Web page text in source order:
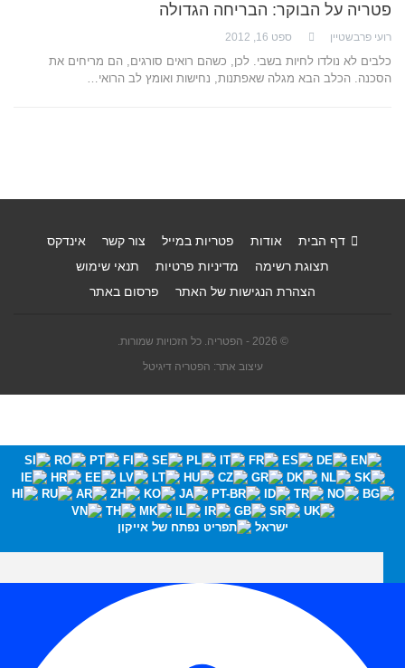
פטריה על הבוקר: הבריחה הגדולה
רועי פרבשטיין ספט 16, 2012
כלבים לא נולדו לחיות בשבי. לכן, כשהם רואים סורגים, הם מריחים את
הסכנה. הכלב הבא מגלה שאפתנות, נחישות ואומץ לב הרואי…
דף הבית אודות פטריות במייל צור קשר
אינדקס
תצוגת רשימה
מדיניות פרטיות
תנאי שימוש
הצהרת הנגישות של האתר
פרסום באתר
© 2026 - הפטריה. כל הזכויות שמורות.
עיצוב אתר: הפטריה דיגיטל
ישראל